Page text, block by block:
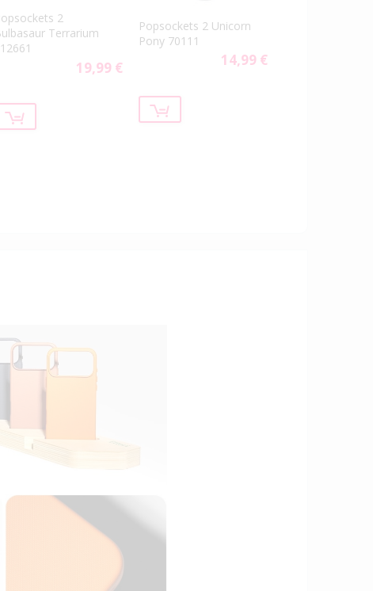
2
Terrarium
19,99 €
Popsockets 2 Unicorn
Pony 70111
14,99 €